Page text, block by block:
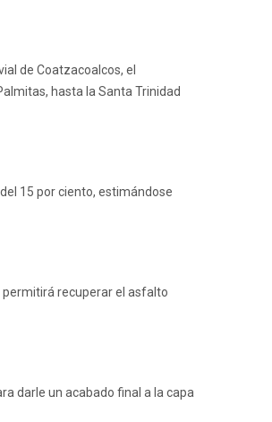
de Coatzacoalcos, el
hasta la Santa Trinidad
15 por ciento, estimándose
permitirá recuperar el asfalto
darle un acabado final a la capa